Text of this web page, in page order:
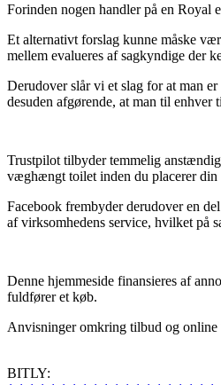
Forinden nogen handler på en Royal
Et alternativt forslag kunne måske
mellem evalueres af sagkyndige der
Derudover slår vi et slag for at man
desuden afgørende, at man til
Trustpilot tilbyder temmelig
væghængt toilet inden du placerer din
Facebook frembyder derudover en
af virksomhedens service, hvilket på
Denne hjemmeside finansieres af
fuldfører et køb.
Anvisninger omkring tilbud og online
BITLY: